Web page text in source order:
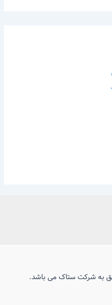
به شرکت ستاک می باشد.